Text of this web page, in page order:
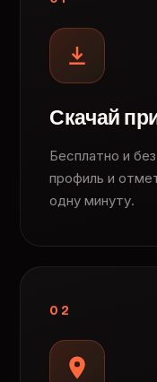
Скачай
Бесплатно и
профиль и
одну минуту.
02